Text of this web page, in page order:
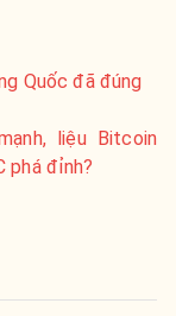
Quốc đã đúng
liệu Bitcoin
phá đỉnh?